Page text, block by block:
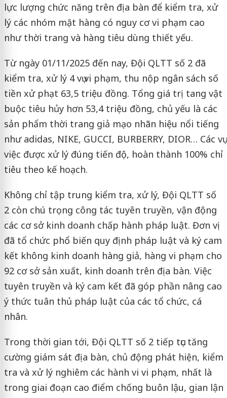
lực lượng chức năng trên địa bàn để kiểm tra, xử
lý các nhóm mặt hàng có nguy cơ vi phạm cao
như thời trang và hàng tiêu dùng thiết yếu.
Từ ngày 01/11/2025 đến nay, Đội QLTT số 2 đã
kiểm tra, xử lý 4 vụ vi phạm, thu nộp ngân sách số
tiền xử phạt 63,5 triệu đồng. Tổng giá trị tang vật
buộc tiêu hủy hơn 53,4 triệu đồng, chủ yếu là các
sản phẩm thời trang giả mạo nhãn hiệu nổi tiếng
như adidas, NIKE, GUCCI, BURBERRY, DIOR… Các vụ
việc được xử lý đúng tiến độ, hoàn thành 100% chỉ
tiêu theo kế hoạch.
Không chỉ tập trung kiểm tra, xử lý, Đội QLTT số
2 còn chú trọng công tác tuyên truyền, vận động
các cơ sở kinh doanh chấp hành pháp luật. Đơn vị
đã tổ chức phổ biến quy định pháp luật và ký cam
kết không kinh doanh hàng giả, hàng vi phạm cho
92 cơ sở sản xuất, kinh doanh trên địa bàn. Việc
tuyên truyền và ký cam kết đã góp phần nâng cao
ý thức tuân thủ pháp luật của các tổ chức, cá
nhân.
Trong thời gian tới, Đội QLTT số 2 tiếp tục tăng
cường giám sát địa bàn, chủ động phát hiện, kiểm
tra và xử lý nghiêm các hành vi vi phạm, nhất là
trong giai đoạn cao điểm chống buôn lậu, gian lận